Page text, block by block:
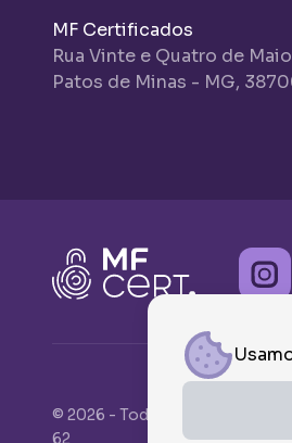
MF Certificados
Rua Vinte e Quatro de
Patos de Minas - MG,
© 2026 - Todos os direitos
62